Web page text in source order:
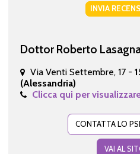
INVIA
Dottor Roberto
Via Venti Settembre, 17 -
(Alessandria)
Clicca qui per
CONTATTA LO
VAI AL